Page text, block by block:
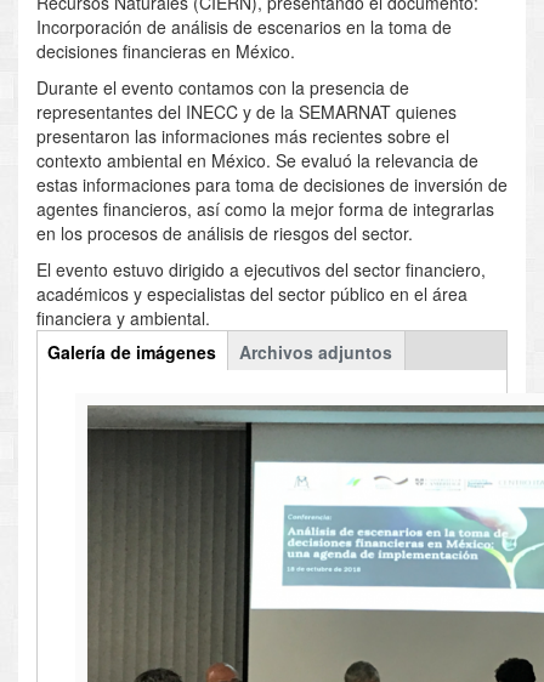
Incorporación de análisis de escenarios en la toma de
decisiones financieras en México.
Durante el evento contamos con la presencia de
representantes del INECC y de la SEMARNAT quienes
presentaron las informaciones más recientes sobre el
contexto ambiental en México. Se evaluó la relevancia de
estas informaciones para toma de decisiones de inversión de
agentes financieros, así como la mejor forma de integrarlas
en los procesos de análisis de riesgos del sector.
El evento estuvo dirigido a ejecutivos del sector financiero,
académicos y especialistas del sector público en el área
financiera y ambiental.
Multimedios
Galería de imágenes (active
tab)
Archivos adjuntos